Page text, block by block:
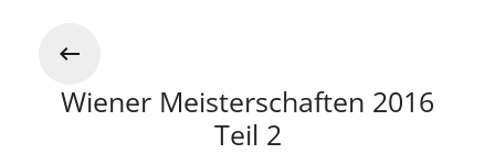
Wiener Meisterschaften 2016
Teil 2